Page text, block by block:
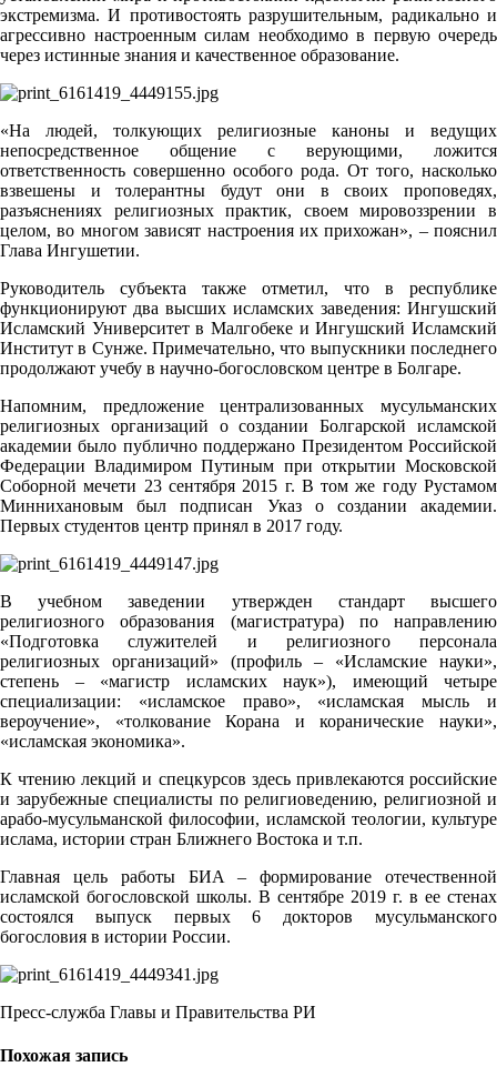
экстремизма. И противостоять разрушительным, радикально и
агрессивно настроенным силам необходимо в первую очередь
через истинные знания и качественное образование.
«На людей, толкующих религиозные каноны и ведущих
непосредственное общение с верующими, ложится
ответственность совершенно особого рода. От того, насколько
взвешены и толерантны будут они в своих проповедях,
разъяснениях религиозных практик, своем мировоззрении в
целом, во многом зависят настроения их прихожан», – пояснил
Глава Ингушетии.
Руководитель субъекта также отметил, что в республике
функционируют два высших исламских заведения: Ингушский
Исламский Университет в Малгобеке и Ингушский Исламский
Институт в Сунже. Примечательно, что выпускники последнего
продолжают учебу в научно-богословском центре в Болгаре.
Напомним, предложение централизованных мусульманских
религиозных организаций о создании Болгарской исламской
академии было публично поддержано Президентом Российской
Федерации Владимиром Путиным при открытии Московской
Соборной мечети 23 сентября 2015 г. В том же году Рустамом
Миннихановым был подписан Указ о создании академии.
Первых студентов центр принял в 2017 году.
В учебном заведении утвержден стандарт высшего
религиозного образования (магистратура) по направлению
«Подготовка служителей и религиозного персонала
религиозных организаций» (профиль – «Исламские науки»,
степень – «магистр исламских наук»), имеющий четыре
специализации: «исламское право», «исламская мысль и
вероучение», «толкование Корана и коранические науки»,
«исламская экономика».
К чтению лекций и спецкурсов здесь привлекаются российские
и зарубежные специалисты по религиоведению, религиозной и
арабо-мусульманской философии, исламской теологии, культуре
ислама, истории стран Ближнего Востока и т.п.
Главная цель работы БИА – формирование отечественной
исламской богословской школы. В сентябре 2019 г. в ее стенах
состоялся выпуск первых 6 докторов мусульманского
богословия в истории России.
Пресс-служба Главы и Правительства РИ
Похожая запись